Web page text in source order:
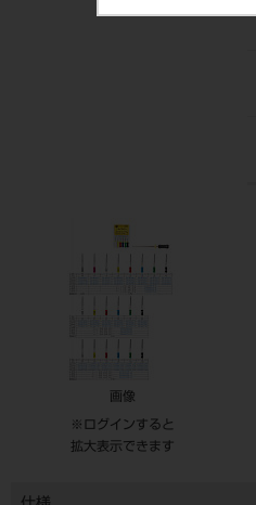
画像
※ログインすると
拡大表示できます